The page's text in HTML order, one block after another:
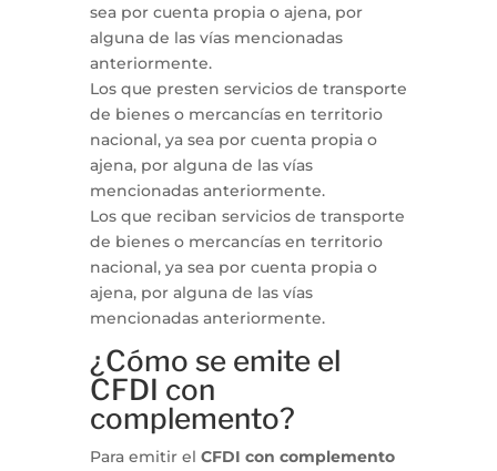
sea por cuenta propia o ajena, por
alguna de las vías mencionadas
anteriormente.
Los que presten servicios de transporte
de bienes o mercancías en territorio
nacional, ya sea por cuenta propia o
ajena, por alguna de las vías
mencionadas anteriormente.
Los que reciban servicios de transporte
de bienes o mercancías en territorio
nacional, ya sea por cuenta propia o
ajena, por alguna de las vías
mencionadas anteriormente.
¿Cómo se emite el
CFDI con
complemento?
Para emitir el CFDI con complemento